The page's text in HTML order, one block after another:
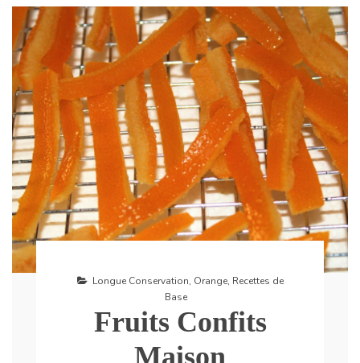
Longue Conservation, Orange, Recettes de
Base
Fruits Confits
Maison